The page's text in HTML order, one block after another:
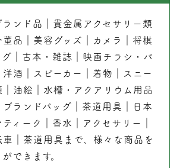
ランド品
貴金属アクセサリー類
董品 美容グッズ カメラ
将棋
グ 古本 ・ 雑誌
映画チラシ・パ
洋酒 スピーカー 着物
スニー
油絵
水槽・アクアリウム用品
ブランドバッグ ｜茶道用具｜
日本
ィーク 香水 アクセサリー
車 茶道用具 まで、様々な商品を
できます。